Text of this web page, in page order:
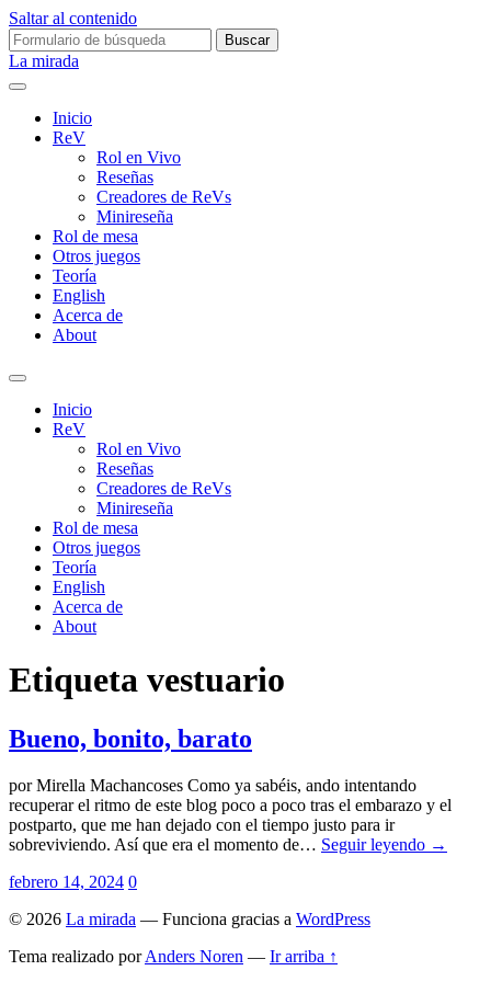
Saltar al contenido
Buscar:
La mirada
Inicio
ReV
Rol en Vivo
Reseñas
Creadores de ReVs
Minireseña
Rol de mesa
Otros juegos
Teoría
English
Acerca de
About
Alternar
campoInicio
ReV
Rol en Vivo
Reseñas
Creadores de ReVs
Minireseña
Rol de mesa
Otros juegos
Teoría
English
Acerca de
About
Etiqueta vestuario
Bueno, bonito, barato
por Mirella Machancoses Como ya sabéis, ando intentando
recuperar el ritmo de este blog poco a poco tras el embarazo y el
postparto, que me han dejado con el tiempo justo para ir
sobreviviendo. Así que era el momento de… Seguir leyendo →
febrero 14, 2024 0
© 2026 La mirada — Funciona gracias a WordPress
Tema realizado porAnders Noren — Ir arriba ↑